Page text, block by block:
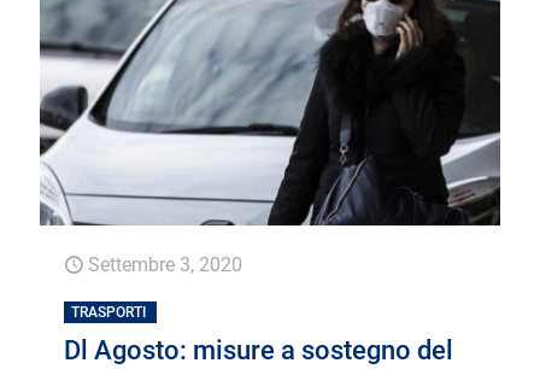
Settembre 3, 2020
TRASPORTI
Dl Agosto: misure a sostegno del